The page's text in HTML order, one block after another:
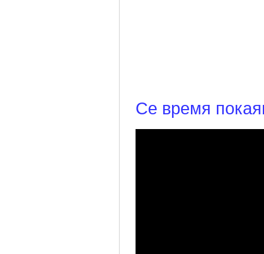
Се время